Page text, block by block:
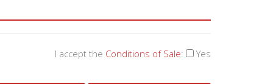
I accept the Conditions of Sale: Yes